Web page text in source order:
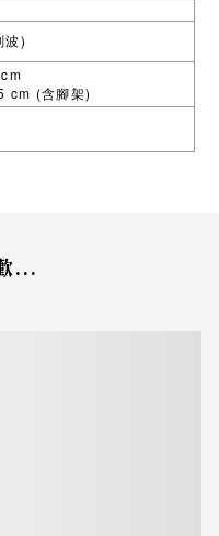
波 )
cm (含腳架)
...